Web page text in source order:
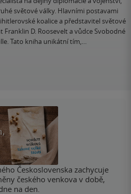
světové války. Hlavními postavami
koalice a představitel světové
D. Roosevelt a vůdce Svobodné
Tato kniha unikátní tím,…
Československa zachycuje
českého venkova v době,
na den.